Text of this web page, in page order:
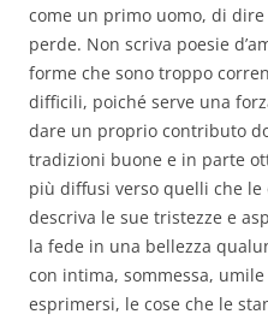
come un primo uomo, di dire
perde. Non scriva poesie
forme che sono troppo
difficili, poiché serve una
dare un proprio contributo
tradizioni buone e in parte
più diffusi verso quelli che
descriva le sue tristezze e
la fede in una bellezza
con intima, sommessa,
esprimersi, le cose che le